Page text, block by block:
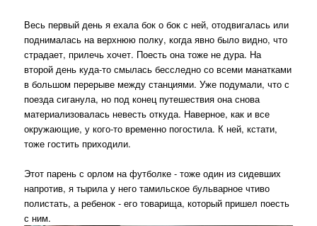
Весь первый день я ехала бок о бок с ней, отодвигалась или
поднималась на верхнюю полку, когда явно было видно, что
страдает, прилечь хочет. Поесть она тоже не дура. На
второй день куда-то смылась бесследно со всеми манатками
в большом перерыве между станциями. Уже подумали, что с
поезда сиганула, но под конец путешествия она снова
материализовалась невесть откуда. Наверное, как и все
окружающие, у кого-то временно погостила. К ней, кстати,
тоже гостить приходили.
Этот парень с орлом на футболке - тоже один из сидевших
напротив, я тырила у него тамильское бульварное чтиво
полистать, а ребенок - его товарища, который пришел поесть
с ним.